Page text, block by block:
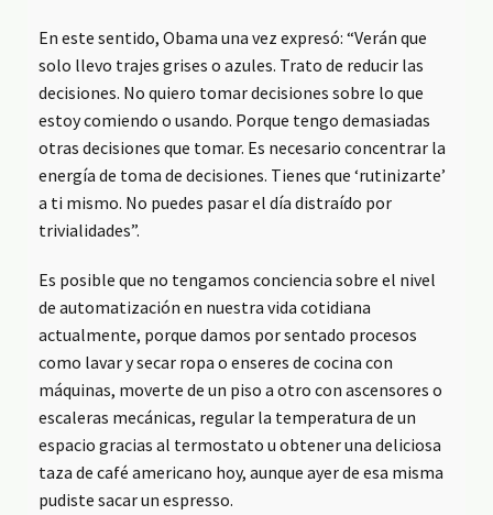
En este sentido, Obama una vez expresó: “Verán que
solo llevo trajes grises o azules. Trato de reducir las
decisiones. No quiero tomar decisiones sobre lo que
estoy comiendo o usando. Porque tengo demasiadas
otras decisiones que tomar. Es necesario concentrar la
energía de toma de decisiones. Tienes que ‘rutinizarte’
a ti mismo. No puedes pasar el día distraído por
trivialidades”.
Es posible que no tengamos conciencia sobre el nivel
de automatización en nuestra vida cotidiana
actualmente, porque damos por sentado procesos
como lavar y secar ropa o enseres de cocina con
máquinas, moverte de un piso a otro con ascensores o
escaleras mecánicas, regular la temperatura de un
espacio gracias al termostato u obtener una deliciosa
taza de café americano hoy, aunque ayer de esa misma
pudiste sacar un espresso.